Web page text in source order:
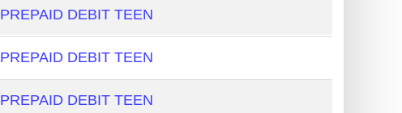
PREPAID DEBIT TEEN
PREPAID DEBIT TEEN
PREPAID DEBIT TEEN